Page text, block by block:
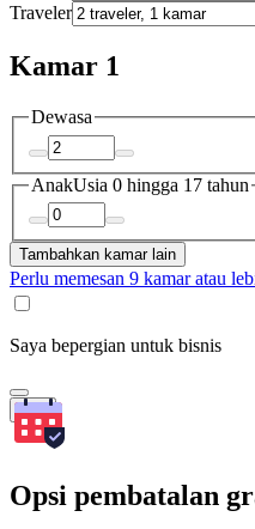
Traveler
Kamar 1
Dewasa
AnakUsia 0 hingga 17 tahun
Tambahkan kamar lain
Perlu memesan 9 kamar atau
Saya bepergian untuk bisnis
Cari
Opsi pembatalan